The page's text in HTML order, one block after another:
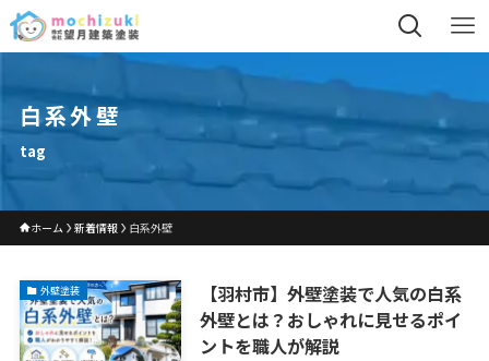
白系外壁
tag
ホーム 新着情報 白系外壁
外壁塗装
【羽村市】外壁塗装で人気の白系
外壁とは？おしゃれに見せるポイ
ントを職人が解説